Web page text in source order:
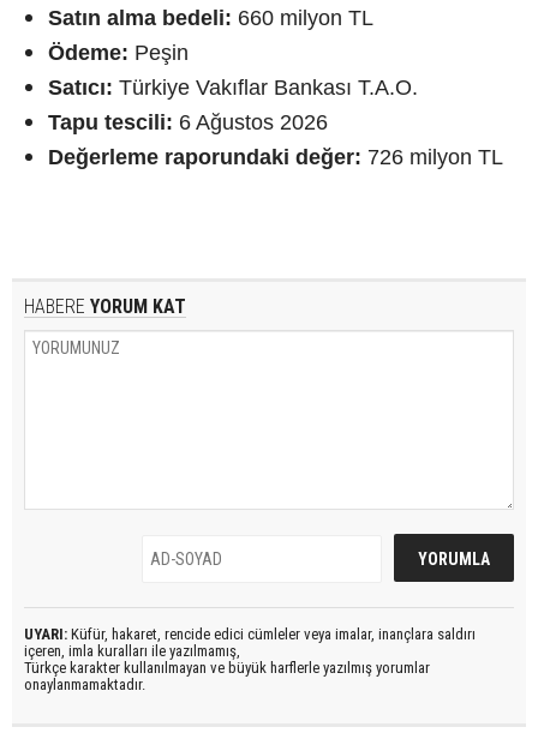
Satın alma bedeli: 660 milyon TL
Ödeme: Peşin
Satıcı: Türkiye Vakıflar Bankası T.A.O.
Tapu tescili: 6 Ağustos 2026
Değerleme raporundaki değer: 726 milyon TL
HABERE YORUM KAT
UYARI: Küfür, hakaret, rencide edici cümleler veya imalar, inançlara saldırı
içeren, imla kuralları ile yazılmamış,
Türkçe karakter kullanılmayan ve büyük harflerle yazılmış yorumlar
onaylanmamaktadır.